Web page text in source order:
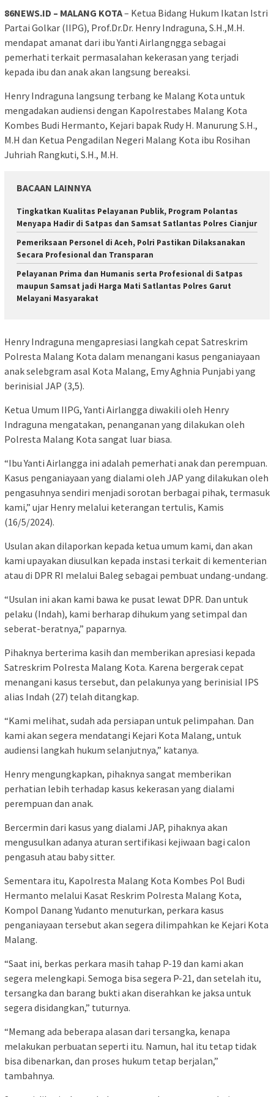
86NEWS.ID – MALANG KOTA– Ketua Bidang Hukum Ikatan Istri
Partai Golkar (IIPG), Prof.Dr.Dr. Henry Indraguna, S.H.,M.H.
mendapat amanat dari ibu Yanti Airlangngga sebagai
pemerhati terkait permasalahan kekerasan yang terjadi
kepada ibu dan anak akan langsung bereaksi.
Henry Indraguna langsung terbang ke Malang Kota untuk
mengadakan audiensi dengan Kapolrestabes Malang Kota
Kombes Budi Hermanto, Kejari bapak Rudy H. Manurung S.H.,
M.H dan Ketua Pengadilan Negeri Malang Kota ibu Rosihan
Juhriah Rangkuti, S.H., M.H.
BACAAN LAINNYA
Tingkatkan Kualitas Pelayanan Publik, Program Polantas
Menyapa Hadir di Satpas dan Samsat Satlantas Polres Cianjur
Pemeriksaan Personel di Aceh, Polri Pastikan Dilaksanakan
Secara Profesional dan Transparan
Pelayanan Prima dan Humanis serta Profesional di Satpas
maupun Samsat jadi Harga Mati Satlantas Polres Garut
Melayani Masyarakat
Henry Indraguna mengapresiasi langkah cepat Satreskrim
Polresta Malang Kota dalam menangani kasus penganiayaan
anak selebgram asal Kota Malang, Emy Aghnia Punjabi yang
berinisial JAP (3,5).
Ketua Umum IIPG, Yanti Airlangga diwakili oleh Henry
Indraguna mengatakan, penanganan yang dilakukan oleh
Polresta Malang Kota sangat luar biasa.
“Ibu Yanti Airlangga ini adalah pemerhati anak dan perempuan.
Kasus penganiayaan yang dialami oleh JAP yang dilakukan oleh
pengasuhnya sendiri menjadi sorotan berbagai pihak, termasuk
kami,” ujar Henry melalui keterangan tertulis, Kamis
(16/5/2024).
Usulan akan dilaporkan kepada ketua umum kami, dan akan
kami upayakan diusulkan kepada instasi terkait di kementerian
atau di DPR RI melalui Baleg sebagai pembuat undang-undang.
“Usulan ini akan kami bawa ke pusat lewat DPR. Dan untuk
pelaku (Indah), kami berharap dihukum yang setimpal dan
seberat-beratnya,” paparnya.
Pihaknya berterima kasih dan memberikan apresiasi kepada
Satreskrim Polresta Malang Kota. Karena bergerak cepat
menangani kasus tersebut, dan pelakunya yang berinisial IPS
alias Indah (27) telah ditangkap.
“Kami melihat, sudah ada persiapan untuk pelimpahan. Dan
kami akan segera mendatangi Kejari Kota Malang, untuk
audiensi langkah hukum selanjutnya,” katanya.
Henry mengungkapkan, pihaknya sangat memberikan
perhatian lebih terhadap kasus kekerasan yang dialami
perempuan dan anak.
Bercermin dari kasus yang dialami JAP, pihaknya akan
mengusulkan adanya aturan sertifikasi kejiwaan bagi calon
pengasuh atau baby sitter.
Sementara itu, Kapolresta Malang Kota Kombes Pol Budi
Hermanto melalui Kasat Reskrim Polresta Malang Kota,
Kompol Danang Yudanto menuturkan, perkara kasus
penganiayaan tersebut akan segera dilimpahkan ke Kejari Kota
Malang.
“Saat ini, berkas perkara masih tahap P-19 dan kami akan
segera melengkapi. Semoga bisa segera P-21, dan setelah itu,
tersangka dan barang bukti akan diserahkan ke jaksa untuk
segera disidangkan,” tuturnya.
“Memang ada beberapa alasan dari tersangka, kenapa
melakukan perbuatan seperti itu. Namun, hal itu tetap tidak
bisa dibenarkan, dan proses hukum tetap berjalan,”
tambahnya.